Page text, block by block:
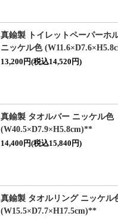
真鍮製 トイレットペーパーホ
ニッケル色
13,200円(税込14,520円)
真鍮製 タオルバー ニッケル色
(W40.5×D7.9×H5.8cm)**
14,400円(税込15,840円)
真鍮製 タオルリング ニッケル
(W15.5×D7.7×H17.5cm)**